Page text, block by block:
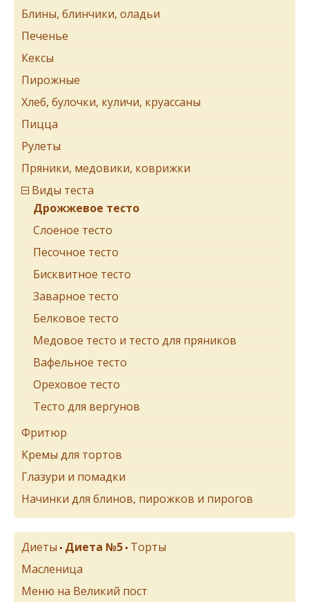
Блины, блинчики, оладьи
Печенье
Кексы
Пирожные
Хлеб, булочки, куличи, круассаны
Пицца
Рулеты
Пряники, медовики, коврижки
Виды теста
Дрожжевое тесто
Cлоеное тесто
Песочное тесто
Бисквитное тесто
Заварное тесто
Белковое тесто
Медовое тесто и тесто для пряников
Вафельное тесто
Ореховое тесто
Тесто для вергунов
Фритюр
Кремы для тортов
Глазури и помадки
Начинки для блинов, пирожков и пирогов
Диеты • Диета №5 • Торты
Масленица
Меню на Великий пост